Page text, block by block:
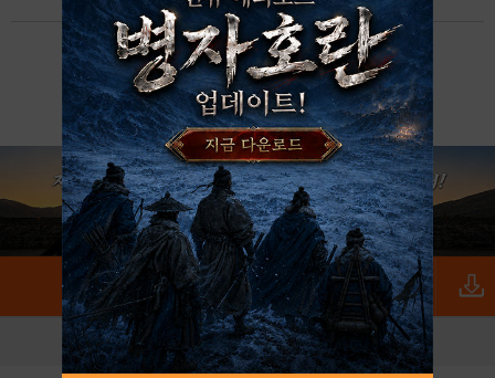
아이디 / 비밀번호 찾기 회원가입
로그인 PC버전 전체앱